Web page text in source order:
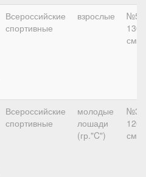
Всероссийские
спортивные
взрослые
№5,
130
см
Всероссийские
спортивные
молодые
лошади
(гр."C")
№3,
120
см